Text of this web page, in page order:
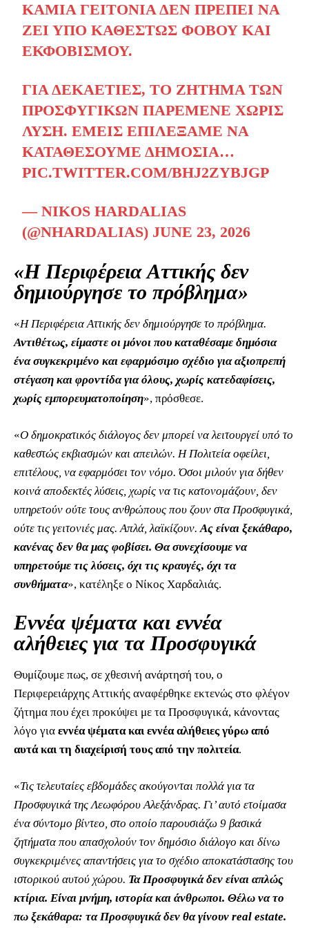
ΚΑΜΊΑ ΓΕΙΤΟΝΙΆ ΔΕΝ ΠΡΈΠΕΙ ΝΑ
ΖΕΙ ΥΠΌ ΚΑΘΕΣΤΏΣ ΦΌΒΟΥ ΚΑΙ
ΕΚΦΟΒΙΣΜΟΎ.
ΓΙΑ ΔΕΚΑΕΤΊΕΣ, ΤΟ ΖΉΤΗΜΑ ΤΩΝ
ΠΡΟΣΦΥΓΙΚΏΝ ΠΑΡΈΜΕΝΕ ΧΩΡΊΣ
ΛΎΣΗ. ΕΜΕΊΣ ΕΠΙΛΈΞΑΜΕ ΝΑ
ΚΑΤΑΘΈΣΟΥΜΕ ΔΗΜΌΣΙΑ…
PIC.TWITTER.COM/BHJ2ZYBJGP
— NIKOS HARDALIAS
(@NHARDALIAS) JUNE 23, 2026
«Η Περιφέρεια Αττικής δεν
δημιούργησε το πρόβλημα»
«Η Περιφέρεια Αττικής δεν δημιούργησε το πρόβλημα.
Αντιθέτως, είμαστε οι μόνοι που καταθέσαμε δημόσια
ένα συγκεκριμένο και εφαρμόσιμο σχέδιο για αξιοπρεπή
στέγαση και φροντίδα για όλους, χωρίς κατεδαφίσεις,
χωρίς εμπορευματοποίηση», πρόσθεσε.
«Ο δημοκρατικός διάλογος δεν μπορεί να λειτουργεί υπό το
καθεστώς εκβιασμών και απειλών. Η Πολιτεία οφείλει,
επιτέλους, να εφαρμόσει τον νόμο. Όσοι μιλούν για δήθεν
κοινά αποδεκτές λύσεις, χωρίς να τις κατονομάζουν, δεν
υπηρετούν ούτε τους ανθρώπους που ζουν στα Προσφυγικά,
ούτε τις γειτονιές μας. Απλά, λαϊκίζουν.Ας είναι ξεκάθαρο,
κανένας δεν θα μας φοβίσει. Θα συνεχίσουμε να
υπηρετούμε τις λύσεις, όχι τις κραυγές, όχι τα
συνθήματα», κατέληξε ο Νίκος Χαρδαλιάς.
Εννέα ψέματα και εννέα
αλήθειες για τα Προσφυγικά
Θυμίζουμε πως, σε χθεσινή ανάρτησή του, ο
Περιφερειάρχης Αττικής αναφέρθηκε εκτενώς στο φλέγον
ζήτημα που έχει προκύψει με τα Προσφυγικά, κάνοντας
λόγο για εννέα ψέματα και εννέα αλήθειες γύρω από
αυτά και τη διαχείρισή τους από την πολιτεία.
«Τις τελευταίες εβδομάδες ακούγονται πολλά για τα
Προσφυγικά της Λεωφόρου Αλεξάνδρας. Γι’ αυτό ετοίμασα
ένα σύντομο βίντεο, στο οποίο παρουσιάζω 9 βασικά
ζητήματα που απασχολούν τον δημόσιο διάλογο και δίνω
συγκεκριμένες απαντήσεις για το σχέδιο αποκατάστασης του
ιστορικού αυτού χώρου. Τα Προσφυγικά δεν είναι απλώς
κτίρια. Είναι μνήμη, ιστορία και άνθρωποι. Θέλω να το
πω ξεκάθαρα: τα Προσφυγικά δεν θα γίνουν real estate.